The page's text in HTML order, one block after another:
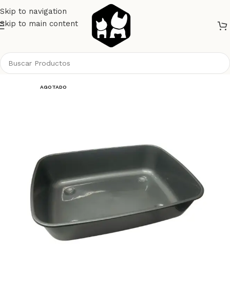
Skip to navigation
Skip to main content
AGOTADO